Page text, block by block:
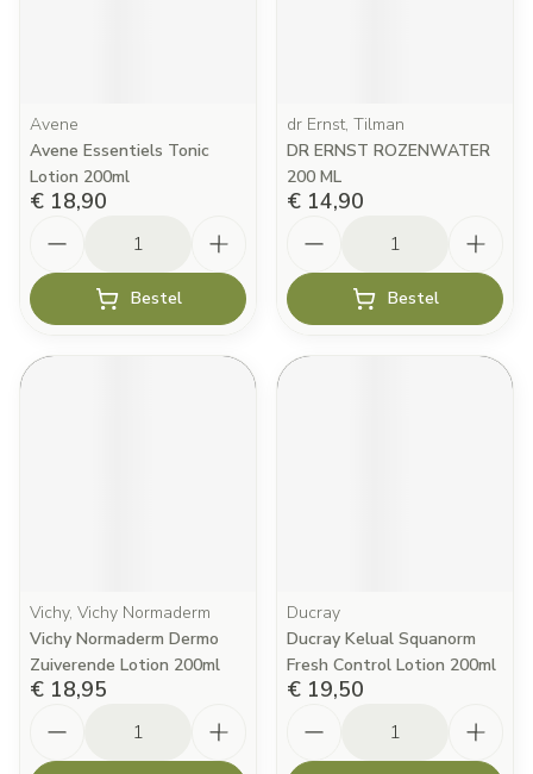
Avene
Avene Essentiels Tonic
Lotion 200ml
€ 18,90
Bestel
dr Ernst, Tilman
DR ERNST ROZENWATER
200 ML
€ 14,90
Bestel
Vichy, Vichy Normaderm
Vichy Normaderm Dermo
Zuiverende Lotion 200ml
€ 18,95
Ducray
Ducray Kelual Squanorm
Fresh Control Lotion 200ml
€ 19,50